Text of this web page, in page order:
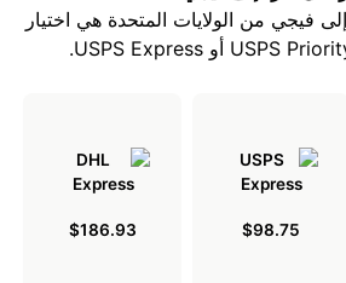
من الولايات المتحدة هي اختيار
$98.75
$186.93